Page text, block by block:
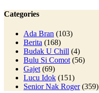
Categories
Ada Bran (103)
Berita (168)
Budak U Chill (4)
Bulu Si Comot (56)
Gajet (69)
Lucu Idok (151)
Senior Nak Roger(359)